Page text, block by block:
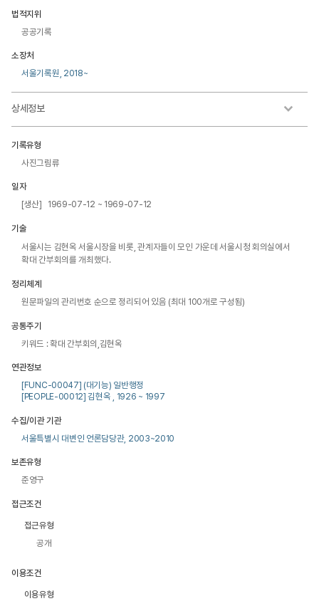
법적지위
공공기록
소장처
서울기록원, 2018~
상세정보
기록유형
사진그림류
일자
[생산] 1969-07-12 ~ 1969-07-12
기술
서울시는 김현옥 서울시장을 비롯, 관계자들이 모인 가운데 서울시청 회의실에서
확대 간부회의를 개최했다.
정리체계
원문파일의 관리번호 순으로 정리되어 있음 (최대 100개로 구성됨)
공통주기
키워드 : 확대 간부회의,김현옥
연관정보
[FUNC-00047] (대기능) 일반행정
[PEOPLE-00012] 김현옥 , 1926 ~ 1997
수집/이관 기관
서울특별시 대변인 언론담당관, 2003~2010
보존유형
준영구
접근조건
접근유형
공개
이용조건
이용유형